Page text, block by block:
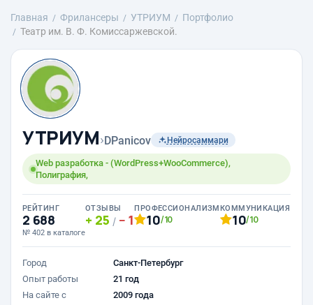
Главная Фрилансеры УТРИУМ
Портфолио
Театр им. В. Ф. Комиссаржевской.
УТРИУМ›DPanicov Нейросаммари
Web разработка - (WordPress+WooCommerce),
Полиграфия,
РЕЙТИНГ
2 688
№ 402 в каталоге
ОТЗЫВЫ
25 / 1
ПРОФЕССИОНАЛИЗМ
10/10
КОММУНИКАЦИЯ
10/10
Город
Санкт-Петербург
Опыт работы
21 год
На сайте с
2009 года